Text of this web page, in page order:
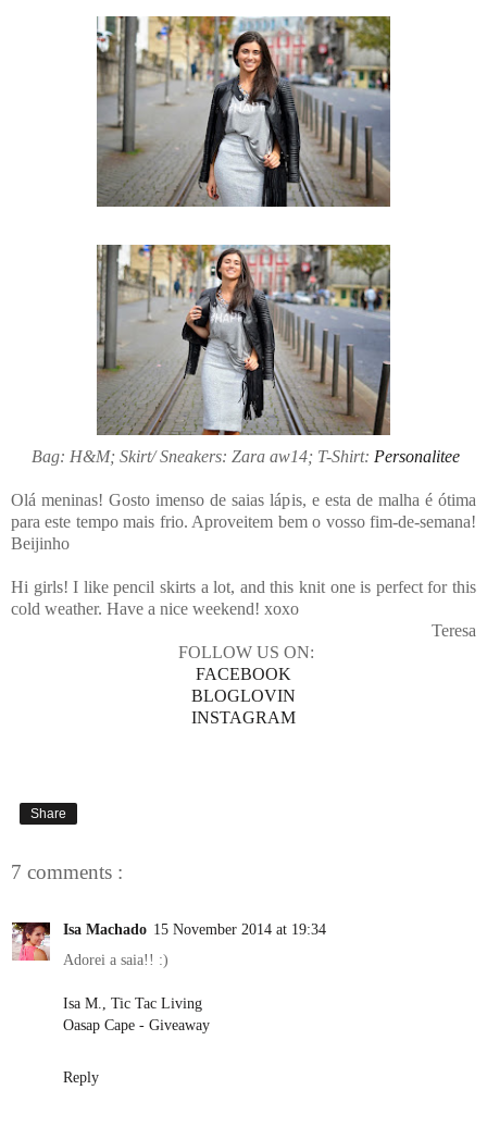
Bag: H&M; Skirt/ Sneakers: Zara aw14; T-Shirt: Personalitee
Olá meninas! Gosto imenso de saias lápis, e esta de malha é ótima
para este tempo mais frio. Aproveitem bem o vosso fim-de-semana!
Beijinho
Hi girls! I like pencil skirts a lot, and this knit one is perfect for this
cold weather. Have a nice weekend! xoxo
Teresa
FOLLOW US ON:
FACEBOOK
BLOGLOVIN
INSTAGRAM
Share
7 comments :
Isa Machado 15 November 2014 at 19:34
Adorei a saia!! :)
Isa M., Tic Tac Living
Oasap Cape - Giveaway
Reply